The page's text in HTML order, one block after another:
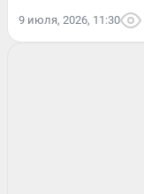
9 июля, 2026, 11:30